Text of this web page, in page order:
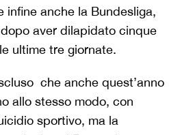
infine anche la Bundesliga,
aver dilapidato cinque
ultime tre giornate.
che anche quest’anno
allo stesso modo, con
sportivo, ma la